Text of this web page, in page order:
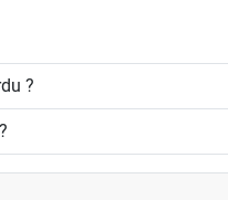
?